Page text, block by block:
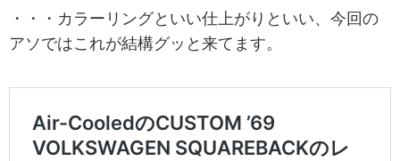
・・・カラーリングといい仕上がりといい、今回の
アソではこれが結構グッと来てます。